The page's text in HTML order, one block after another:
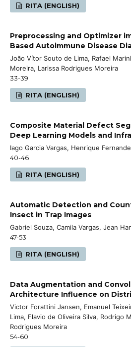
RITA (ENGLISH)
Preprocessing and Optimizer
Based Autoimmune Disease
João Vítor Souto de Lima, Rafael
Moreira, Larissa Rodrigues Moreira
33-39
RITA (ENGLISH)
Composite Material Defect
Deep Learning Models and
Iago Garcia Vargas, Henrique
40-46
RITA (ENGLISH)
Automatic Detection and
Insect in Trap Images
Gabriel Souza, Camila Vargas, Jean
47-53
RITA (ENGLISH)
Data Augmentation and
Architecture Influence on
Victor Forattini Jansen, Emanuel
Lima, Flavio de Oliveira Silva, Rodrigo
Rodrigues Moreira
54-60